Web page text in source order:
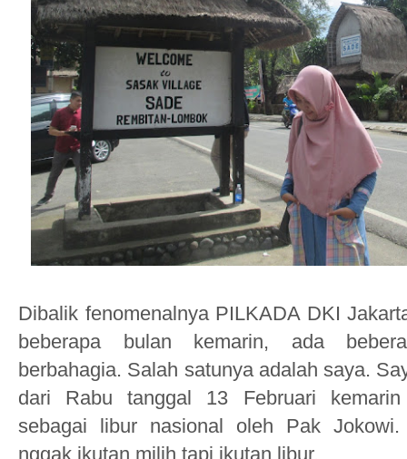
Dibalik fenomenalnya PILKADA DKI
beberapa bulan kemarin, ada
berbahagia. Salah satunya adalah saya.
dari Rabu tanggal 13 Februari
sebagai libur nasional oleh Pak Jokowi.
nggak ikutan milih tapi ikutan libur.